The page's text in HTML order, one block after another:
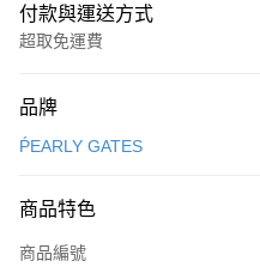
付款與運送方式
超取免運費
信用卡一次付款
LINE Pay
Apple Pay
品牌
ṔEARLY GATES
商品特色
商品編號